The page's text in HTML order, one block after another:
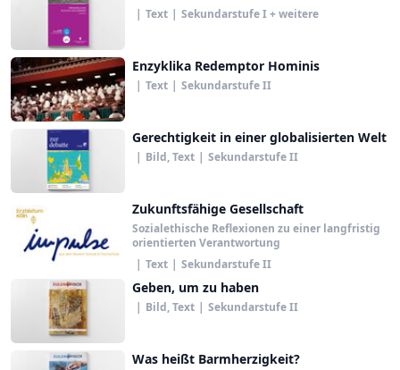
| Text | Sekundarstufe I + weitere
Enzyklika Redemptor Hominis
| Text | Sekundarstufe II
Gerechtigkeit in einer globalisierten Welt
| Bild, Text | Sekundarstufe II
Zukunftsfähige Gesellschaft
Sozialethische Reflexionen zu einer langfristig
orientierten Verantwortung
| Text | Sekundarstufe II
Geben, um zu haben
| Bild, Text | Sekundarstufe II
Was heißt Barmherzigkeit?